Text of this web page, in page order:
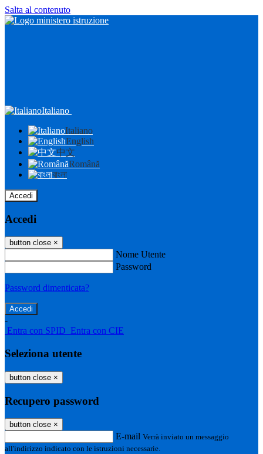
Salta al contenuto
Italiano
Italiano
English
中文
Română
বাংলা
Accedi
Accedi
button close ×
Nome Utente
Password
Password dimenticata?
-
Entra con SPID Entra con CIE
Seleziona utente
button close ×
Recupero password
button close ×
E-mail Verrà inviato un messaggio
all'indirizzo indicato con le istruzioni necessarie.